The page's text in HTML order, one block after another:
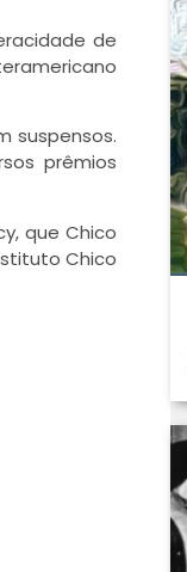
de
suspensos.
prêmios
que Chico
Chico